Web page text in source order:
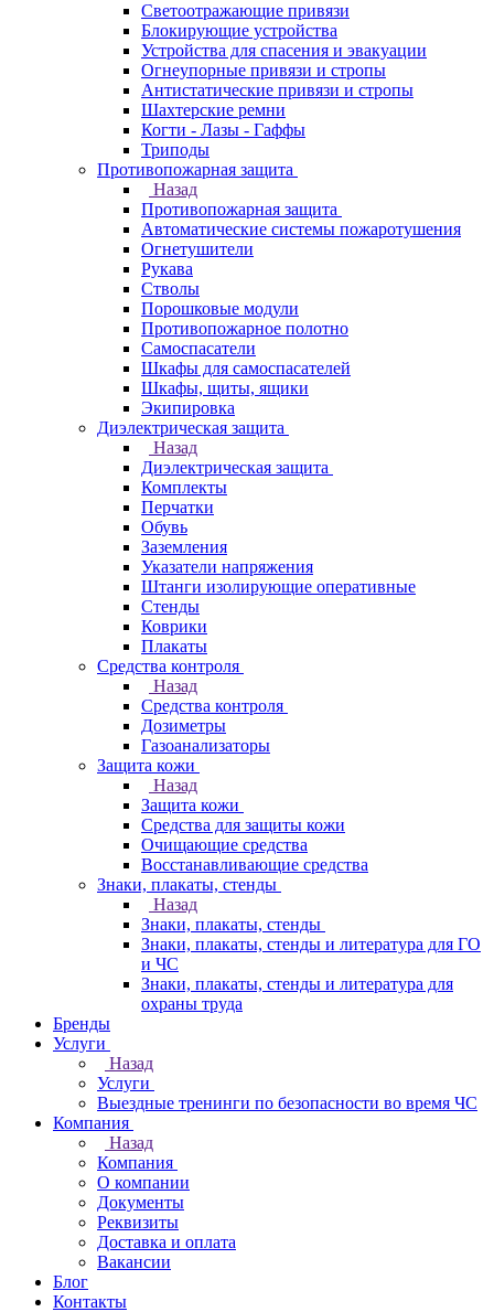
Светоотражающие привязи
Блокирующие устройства
Устройства для спасения и эвакуации
Огнеупорные привязи и стропы
Антистатические привязи и стропы
Шахтерские ремни
Когти - Лазы - Гаффы
Триподы
Противопожарная защита
Назад
Противопожарная защита
Автоматические системы пожаротушения
Огнетушители
Рукава
Стволы
Порошковые модули
Противопожарное полотно
Самоспасатели
Шкафы для самоспасателей
Шкафы, щиты, ящики
Экипировка
Диэлектрическая защита
Назад
Диэлектрическая защита
Комплекты
Перчатки
Обувь
Заземления
Указатели напряжения
Штанги изолирующие оперативные
Стенды
Коврики
Плакаты
Средства контроля
Назад
Средства контроля
Дозиметры
Газоанализаторы
Защита кожи
Назад
Защита кожи
Средства для защиты кожи
Очищающие средства
Восстанавливающие средства
Знаки, плакаты, стенды
Назад
Знаки, плакаты, стенды
Знаки, плакаты, стенды и литература для ГО
и ЧС
Знаки, плакаты, стенды и литература для
охраны труда
Бренды
Услуги
Назад
Услуги
Выездные тренинги по безопасности во время ЧС
Компания
Назад
Компания
О компании
Документы
Реквизиты
Доставка и оплата
Вакансии
Блог
Контакты